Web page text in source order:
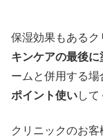
保湿効果もある
キンケアの最後に
ームと併用する場
ポイント使いして
クリニックのお客